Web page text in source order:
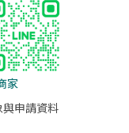
家
申請資料